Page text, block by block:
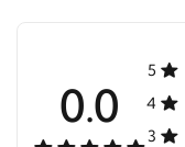
0.0
5
4
3